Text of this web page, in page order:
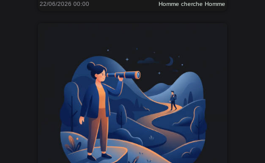
22/06/2026 00:00 Homme cherche Homme